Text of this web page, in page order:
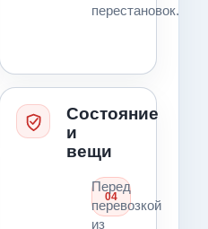
перестановок.
04
Состояние
и
вещи
Перед
перевозкой
из